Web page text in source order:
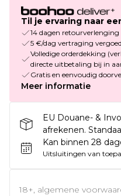
Til je ervaring naar
14 dagen retourverlenging
5 €/dag vertraging
Volledige orderdekking
directe uitbetaling bij in
Gratis en eenvoudig
Meer informatie
EU Douane- &
afrekenen.
Kan binnen 28
Uitsluitingen van
18+, algemene